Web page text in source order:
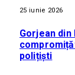
25 iunie 2026
Gorjean
polițiști